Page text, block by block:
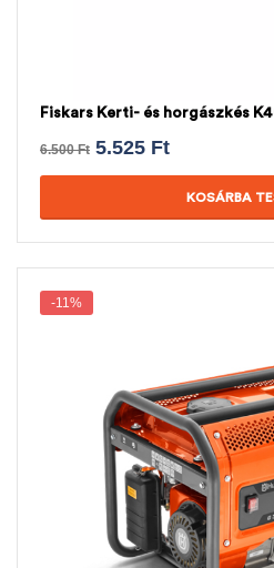
Fiskars Kerti- és horgászkés
6.500Ft 5.525 Ft
KOSÁRBA
-11%